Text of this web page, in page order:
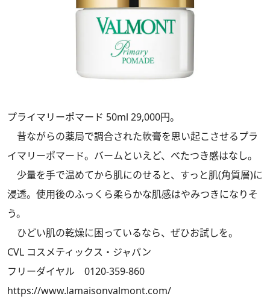
プライマリーポマード 50ml 29,000円。
昔ながらの薬局で調合された軟膏を思い起こさせるプラ
イマリーポマード。バームといえど、べたつき感はなし。
少量を手で温めてから肌にのせると、すっと肌(角質層)に
浸透。使用後のふっくら柔らかな肌感はやみつきになりそ
う。
ひどい肌の乾燥に困っているなら、ぜひお試しを。
CVL コスメティックス・ジャパン
フリーダイヤル 0120-359-860
https://www.lamaisonvalmont.com/